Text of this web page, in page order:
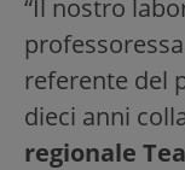
“Il nostro
professoressa
referente del
dieci anni
regionale